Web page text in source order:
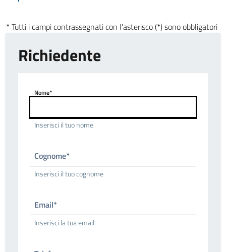
* Tutti i campi contrassegnati con l'asterisco (*) sono obbligatori
Richiedente
Nome*
Inserisci il tuo nome
Cognome*
Inserisci il tuo cognome
Email*
Inserisci la tua email